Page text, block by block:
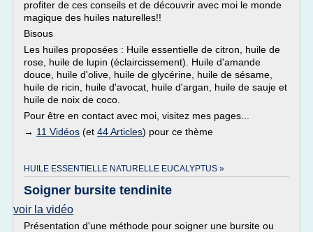
profiter de ces conseils et de découvrir avec moi le monde
magique des huiles naturelles!!
Bisous
Les huiles proposées : Huile essentielle de citron, huile de
rose, huile de lupin (éclaircissement). Huile d'amande
douce, huile d'olive, huile de glycérine, huile de sésame,
huile de ricin, huile d'avocat, huile d'argan, huile de sauje et
huile de noix de coco.
Pour être en contact avec moi, visitez mes pages...
→ 11 Vidéos (et 44 Articles) pour ce thème
HUILE ESSENTIELLE NATURELLE EUCALYPTUS »
Soigner bursite tendinite
voir la vidéo
Présentation d'une méthode pour soigner une bursite ou